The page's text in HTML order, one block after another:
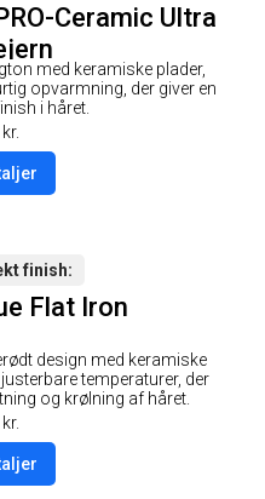
Ceramic Ultra
med keramiske plader,
opvarmning, der giver en
i håret.
kr.
finish
Flat Iron
design med keramiske
temperaturer, der
og krølning af håret.
kr.